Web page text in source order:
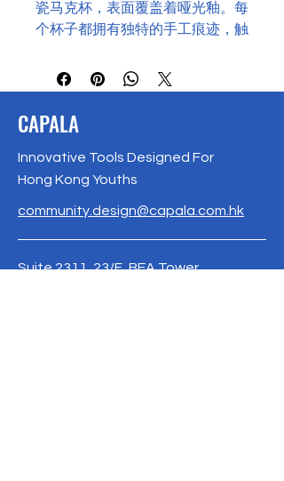
瓷马克杯，表面覆盖着哑光釉。每
个杯子都拥有独特的手工痕迹，触
咖啡、茶或热饮，带来宁静的早晨
时光。
CAPALA
Innovative Tools Designed For
Hong Kong Youths
community.design@capala.com.hk
Suite 2311, 23/F, BEA Tower,